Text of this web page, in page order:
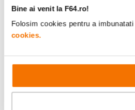
Bine ai venit la F64.ro!
Folosim cookies pentru a
cookies.Comenzi si suport
Program de lucru
09:00 - 21:00